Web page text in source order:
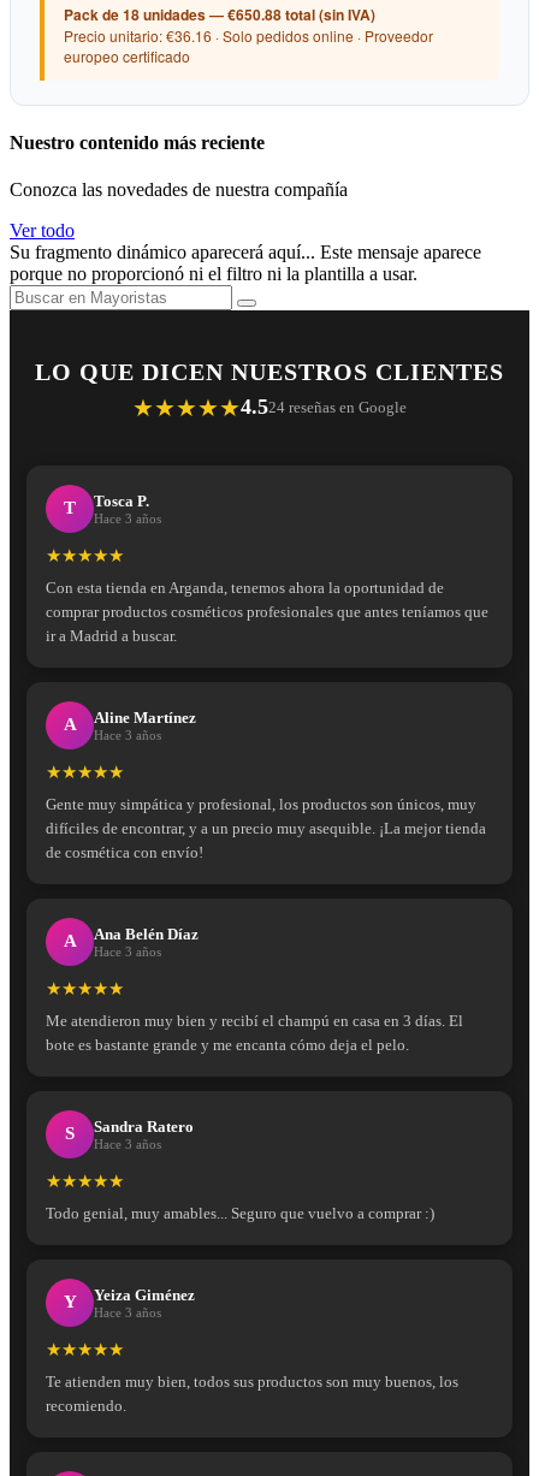
Pack de 18 unidades — €650.88 total (sin IVA)
Precio unitario: €36.16 · Solo pedidos online · Proveedor
europeo certificado
Nuestro contenido más reciente
Conozca las novedades de nuestra compañía
Ver todo
Su fragmento dinámico aparecerá aquí... Este mensaje aparece
porque no proporcionó ni el filtro ni la plantilla a usar.
LO QUE DICEN NUESTROS CLIENTES
★★★★★4.524 reseñas en Google
T Tosca P.
Hace 3 años
★★★★★
Con esta tienda en Arganda, tenemos ahora la oportunidad de
comprar productos cosméticos profesionales que antes teníamos que
ir a Madrid a buscar.
A Aline Martínez
Hace 3 años
★★★★★
Gente muy simpática y profesional, los productos son únicos, muy
difíciles de encontrar, y a un precio muy asequible. ¡La mejor tienda
de cosmética con envío!
A Ana Belén Díaz
Hace 3 años
★★★★★
Me atendieron muy bien y recibí el champú en casa en 3 días. El
bote es bastante grande y me encanta cómo deja el pelo.
S Sandra Ratero
Hace 3 años
★★★★★
Todo genial, muy amables... Seguro que vuelvo a comprar :)
Y Yeiza Giménez
Hace 3 años
★★★★★
Te atienden muy bien, todos sus productos son muy buenos, los
recomiendo.